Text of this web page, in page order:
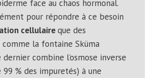
face au chaos hormonal.
pour répondre à ce besoin
cellulaireque des
comme la fontaine Sküma
dernier combine l’osmose inverse
% des impuretés) à une